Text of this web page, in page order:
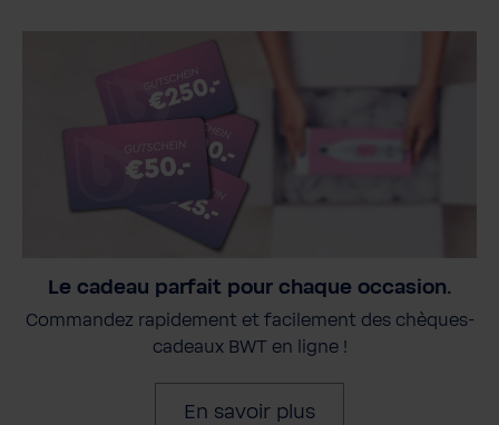
Le cadeau parfait pour chaque occasion.
Commandez rapidement et facilement des chèques-
cadeaux BWT en ligne !
En savoir plus